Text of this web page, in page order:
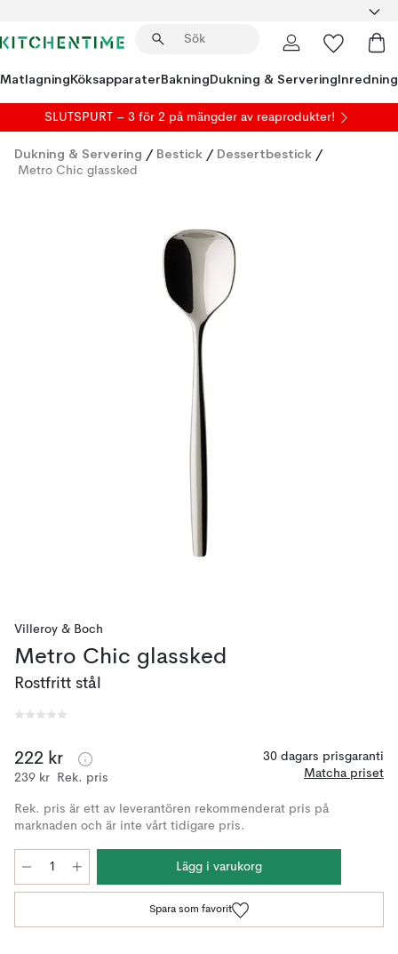
MatlagningKöksapparaterBakningDukning & ServeringInredning
SLUTSPURT – 3 för 2 på mängder av reaprodukter!
Dukning & Servering / Bestick / Dessertbestick /
Metro Chic glassked
Villeroy & Boch
Metro Chic glassked
Rostfritt stål
222 kr
239 kr Rek. pris
30 dagars prisgaranti
Matcha priset
Rek. pris är ett av leverantören rekommenderat pris på
marknaden och är inte vårt tidigare pris.
Lägg i varukorg
Spara som favorit